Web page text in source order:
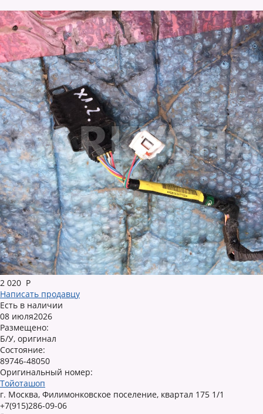
2 020 Р
Написать продавцу
Есть в наличии
08 июля2026
Размещено:
Б/У, оригинал
Состояние:
89746-48050
Оригинальный номер:
Тойоташоп
г. Москва, Филимонковское поселение, квартал 175 1/1
+7(915)286-09-06